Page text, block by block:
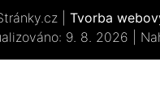
Tvorba
9. 8. 2026